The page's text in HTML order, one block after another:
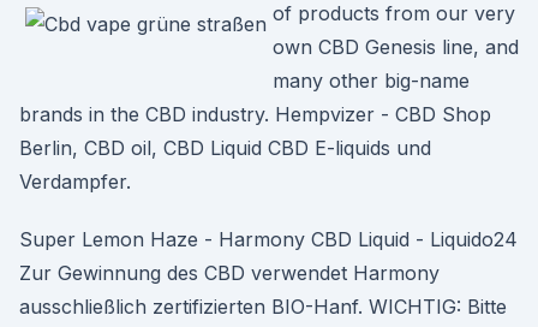
of products from our very
own CBD Genesis line, and
many other big-name
brands in the CBD industry. Hempvizer - CBD Shop
Berlin, CBD oil, CBD Liquid CBD E-liquids und
Verdampfer.
Super Lemon Haze - Harmony CBD Liquid - Liquido24
Zur Gewinnung des CBD verwendet Harmony
ausschließlich zertifizierten BIO-Hanf. WICHTIG: Bitte